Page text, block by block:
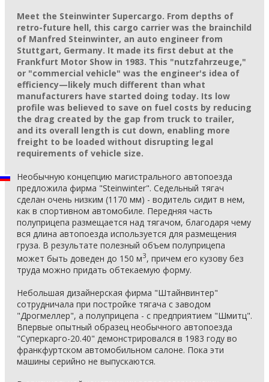
Meet the Steinwinter Supercargo. From depths of
retro-future hell, this cargo carrier was the brainchild
of Manfred Steinwinter, an auto engineer from
Stuttgart, Germany. It made its first debut at the
Frankfurt Motor Show in 1983. This "nutzfahrzeuge,"
or "commercial vehicle" was the engineer's idea of
efficiency—likely much different than what
manufacturers have started doing today. Its low
profile was believed to save on fuel costs by reducing
the drag created by the gap from truck to trailer,
and its overall length is cut down, enabling more
freight to be loaded without disrupting legal
requirements of vehicle size.
Необычную концепцию магистрального автопоезда
предложила фирма "Steinwinter". Седельный тягач
сделан очень низким (1170 мм) - водитель сидит в нем,
как в спортивном автомобиле. Передняя часть
полуприцепа размещается над тягачом, благодаря чему
вся длина автопоезда используется для размещения
груза. В результате полезный объем полуприцепа
может быть доведен до 150 м3, причем его кузову без
труда можно придать обтекаемую форму.
Небольшая дизайнерская фирма "Штайнвинтер"
сотрудничала при постройке тягача с заводом
"Дрогмеллер", а полуприцепа - с предприятием "Шмитц".
Впервые опытный образец необычного автопоезда
"Суперкарго-20.40" демонстрировался в 1983 году во
франкфуртском автомобильном салоне. Пока эти
машины серийно не выпускаются.